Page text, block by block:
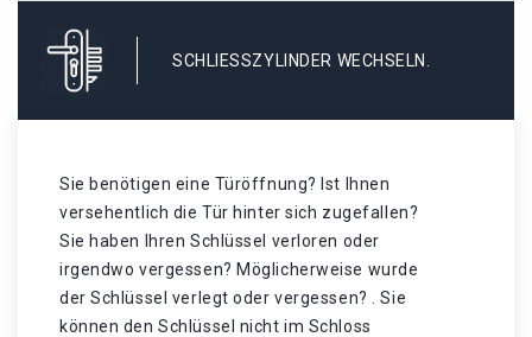
SCHLIESSZYLINDER WECHSELN.
Sie benötigen eine Türöffnung? Ist Ihnen
versehentlich die Tür hinter sich zugefallen?
Sie haben Ihren Schlüssel verloren oder
irgendwo vergessen? Möglicherweise wurde
der Schlüssel verlegt oder vergessen? . Sie
können den Schlüssel nicht im Schloss